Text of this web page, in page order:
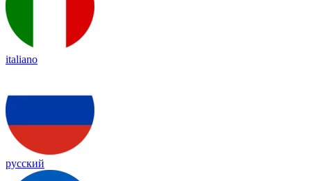
italiano
русский